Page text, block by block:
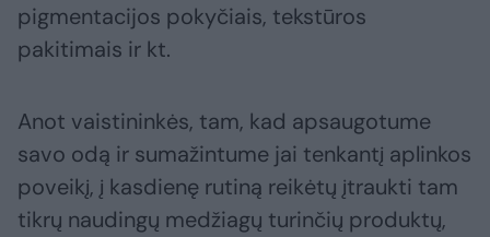
pigmentacijos pokyčiais, tekstūros
pakitimais ir kt.
Anot vaistininkės, tam, kad apsaugotume
savo odą ir sumažintume jai tenkantį aplinkos
poveikį, į kasdienę rutiną reikėtų įtraukti tam
tikrų naudingų medžiagų turinčių produktų,